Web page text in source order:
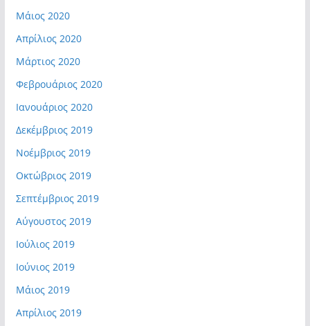
Μάιος 2020
Απρίλιος 2020
Μάρτιος 2020
Φεβρουάριος 2020
Ιανουάριος 2020
Δεκέμβριος 2019
Νοέμβριος 2019
Οκτώβριος 2019
Σεπτέμβριος 2019
Αύγουστος 2019
Ιούλιος 2019
Ιούνιος 2019
Μάιος 2019
Απρίλιος 2019